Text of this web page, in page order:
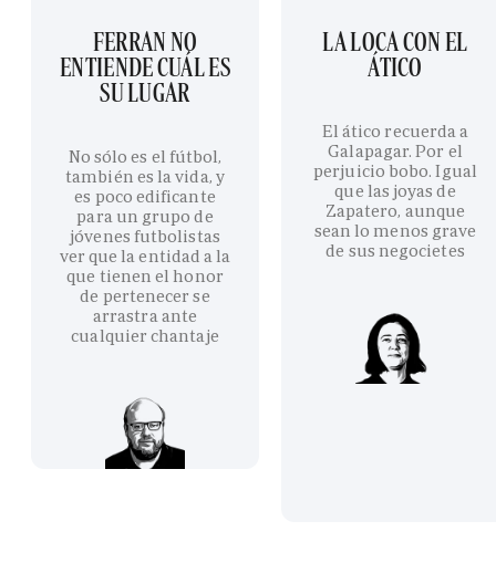
FERRAN NO
ENTIENDE CUÁL ES
SU LUGAR
No sólo es el fútbol,
también es la vida, y
es poco edificante
para un grupo de
jóvenes futbolistas
ver que la entidad a la
que tienen el honor
de pertenecer se
arrastra ante
cualquier chantaje
LA LOCA CON EL
ÁTICO
El ático recuerda a
Galapagar. Por el
perjuicio bobo. Igual
que las joyas de
Zapatero, aunque
sean lo menos grave
de sus negocietes